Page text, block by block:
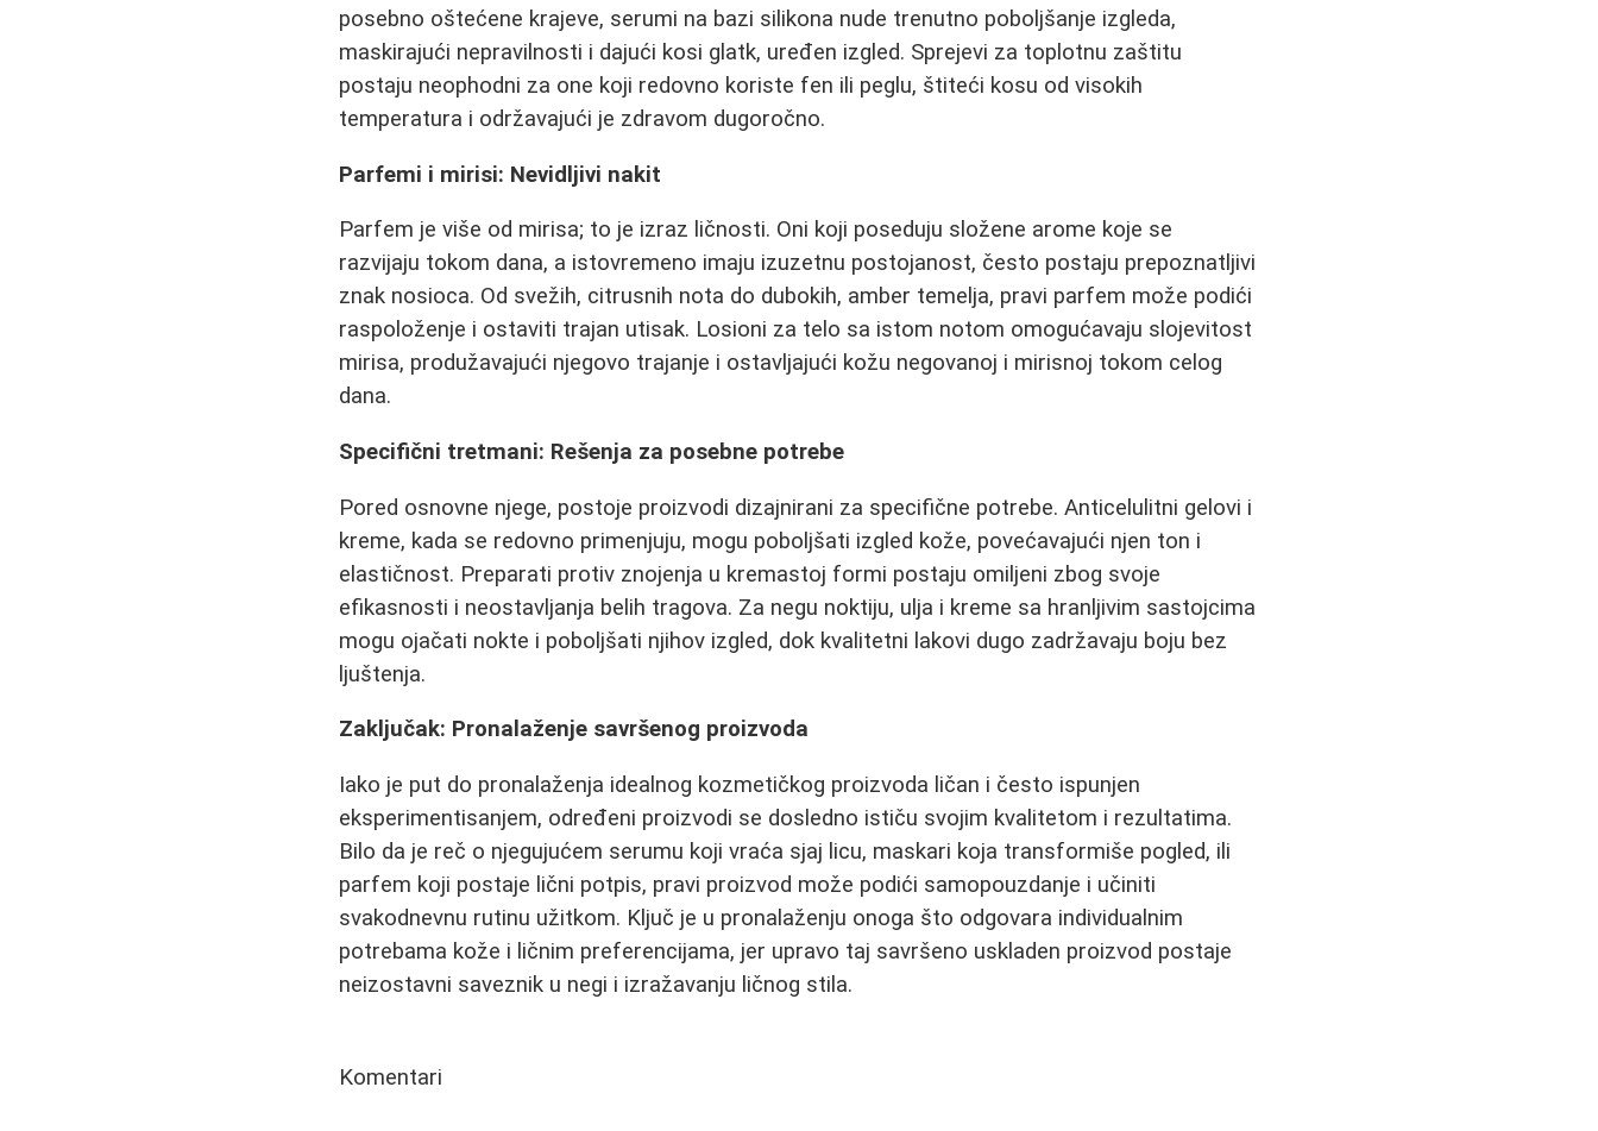
posebno oštećene krajeve, serumi na bazi silikona nude trenutno poboljšanje izgleda,
maskirajući nepravilnosti i dajući kosi glatk, uređen izgled. Sprejevi za toplotnu zaštitu
postaju neophodni za one koji redovno koriste fen ili peglu, štiteći kosu od visokih
temperatura i održavajući je zdravom dugoročno.
Parfemi i mirisi: Nevidljivi nakit
Parfem je više od mirisa; to je izraz ličnosti. Oni koji poseduju složene arome koje se
razvijaju tokom dana, a istovremeno imaju izuzetnu postojanost, često postaju prepoznatljivi
znak nosioca. Od svežih, citrusnih nota do dubokih, amber temelja, pravi parfem može podići
raspoloženje i ostaviti trajan utisak. Losioni za telo sa istom notom omogućavaju slojevitost
mirisa, produžavajući njegovo trajanje i ostavljajući kožu negovanoj i mirisnoj tokom celog
dana.
Specifični tretmani: Rešenja za posebne potrebe
Pored osnovne njege, postoje proizvodi dizajnirani za specifične potrebe. Anticelulitni gelovi i
kreme, kada se redovno primenjuju, mogu poboljšati izgled kože, povećavajući njen ton i
elastičnost. Preparati protiv znojenja u kremastoj formi postaju omiljeni zbog svoje
efikasnosti i neostavljanja belih tragova. Za negu noktiju, ulja i kreme sa hranljivim sastojcima
mogu ojačati nokte i poboljšati njihov izgled, dok kvalitetni lakovi dugo zadržavaju boju bez
ljuštenja.
Zaključak: Pronalaženje savršenog proizvoda
Iako je put do pronalaženja idealnog kozmetičkog proizvoda ličan i često ispunjen
eksperimentisanjem, određeni proizvodi se dosledno ističu svojim kvalitetom i rezultatima.
Bilo da je reč o njegujućem serumu koji vraća sjaj licu, maskari koja transformiše pogled, ili
parfem koji postaje lični potpis, pravi proizvod može podići samopouzdanje i učiniti
svakodnevnu rutinu užitkom. Ključ je u pronalaženju onoga što odgovara individualnim
potrebama kože i ličnim preferencijama, jer upravo taj savršeno uskladen proizvod postaje
neizostavni saveznik u negi i izražavanju ličnog stila.
Komentari